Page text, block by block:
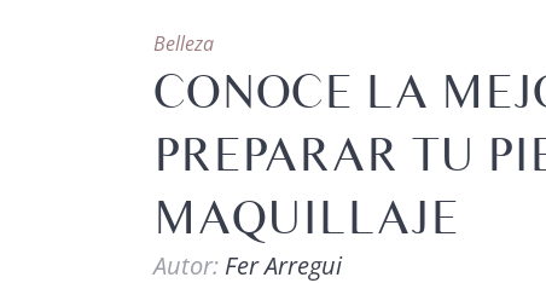
Belleza
CONOCE LA
PREPARAR TU
MAQUILLAJE
Autor: Fer Arregui